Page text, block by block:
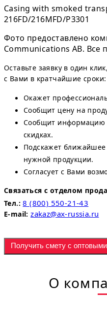
Casing with smoked
216FD/216MFD/P3301
Фото предоставлено
Communications AB.
Оставьте заявку в один
с Вами в кратчайшие сроки:
Окажет
Сообщит цену на
Сообщит информацию
скидках.
Подскажет
нужной продукции.
Согласует с Вами
Связаться с отделом
Тел.: 8 (800) 550-21-43
E-mail: zakaz@ax-russia.ru
Получить смету с
О